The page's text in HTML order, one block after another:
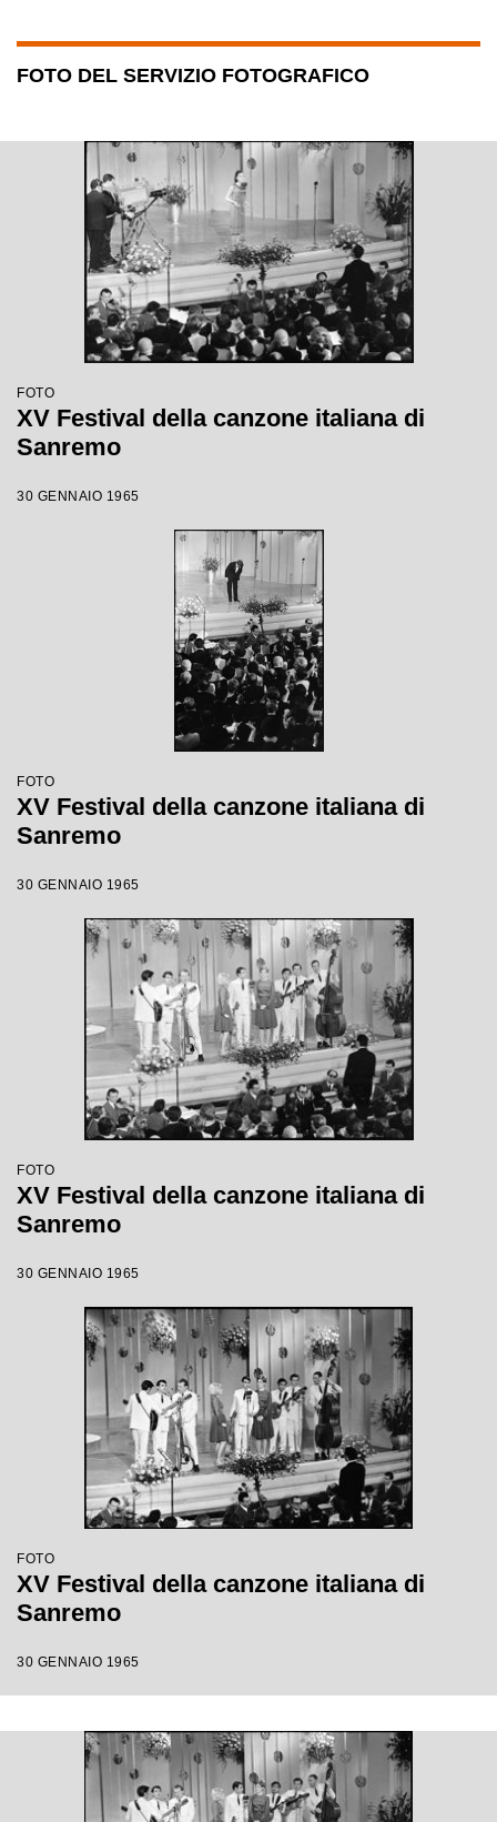
FOTO DEL SERVIZIO FOTOGRAFICO
FOTO
XV Festival della canzone italiana di
Sanremo
30 GENNAIO 1965
FOTO
XV Festival della canzone italiana di
Sanremo
30 GENNAIO 1965
FOTO
XV Festival della canzone italiana di
Sanremo
30 GENNAIO 1965
FOTO
XV Festival della canzone italiana di
Sanremo
30 GENNAIO 1965